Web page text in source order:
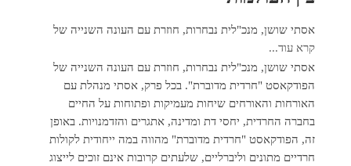
אסתי שושן, מנכ"לית נבחרות, חוזרת עם העונה השנייה של
קרא עוד...
אסתי שושן, מנכ"לית נבחרות, חוזרת עם העונה השנייה של
הפודקאסט "חרדית מדוברת". בכל פרק, אסתי מנהלת עם
האורחות והאורחים שיחות מעמיקות ופתוחות על החיים
בחברה החרדית, יחסי דת ומדינה, אתגרים והזדמנויות. באופן
זה, הפודקאסט "חרדית מדוברת" מהווה במה ייחודית לקולות
חרדיים מתונים וליברליים, שלעתים קרובות אינם זוכים לייצוג